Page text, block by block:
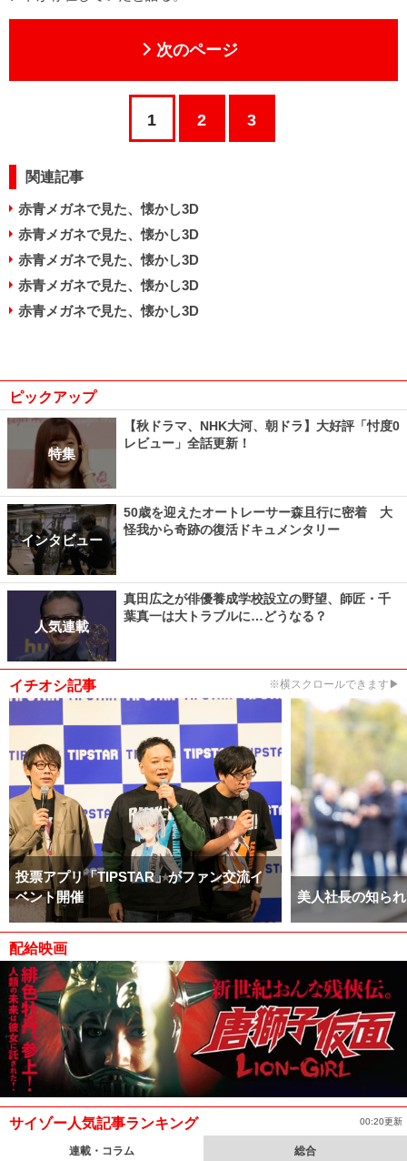
次のページ
1 2 3
関連記事
赤青メガネで見た、懐かし3D
赤青メガネで見た、懐かし3D
赤青メガネで見た、懐かし3D
赤青メガネで見た、懐かし3D
赤青メガネで見た、懐かし3D
ピックアップ
特集
【秋ドラマ、NHK大河、朝ドラ】大好評「忖度0
レビュー」全話更新！
インタビュー
50歳を迎えたオートレーサー森且行に密着 大
怪我から奇跡の復活ドキュメンタリー
人気連載
真田広之が俳優養成学校設立の野望、師匠・千
葉真一は大トラブルに…どうなる？
イチオシ記事 ※横スクロールできます▶
投票アプリ「TIPSTAR」がファン交流イ
ベント開催
美人社長の知ら
配給映画
サイゾー人気記事ランキング 00:20更新
連載・コラム 総合